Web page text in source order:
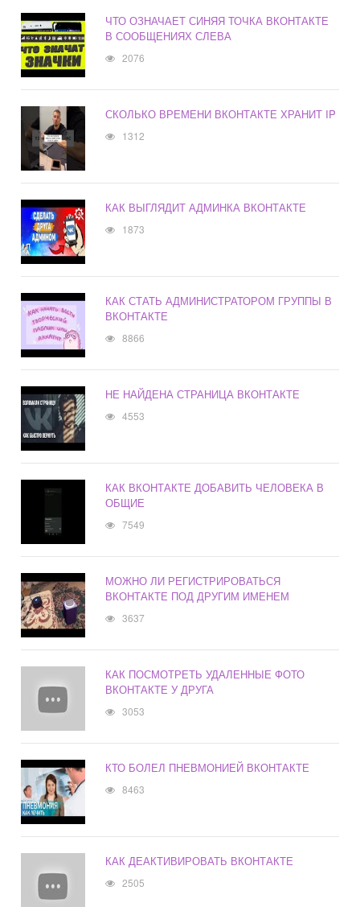
ЧТО ОЗНАЧАЕТ СИНЯЯ ТОЧКА ВКОНТАКТЕ
В СООБЩЕНИЯХ СЛЕВА
2076
СКОЛЬКО ВРЕМЕНИ ВКОНТАКТЕ ХРАНИТ IP
1312
КАК ВЫГЛЯДИТ АДМИНКА ВКОНТАКТЕ
1873
КАК СТАТЬ АДМИНИСТРАТОРОМ ГРУППЫ В
ВКОНТАКТЕ
8866
НЕ НАЙДЕНА СТРАНИЦА ВКОНТАКТЕ
4553
КАК ВКОНТАКТЕ ДОБАВИТЬ ЧЕЛОВЕКА В
ОБЩИЕ
7549
МОЖНО ЛИ РЕГИСТРИРОВАТЬСЯ
ВКОНТАКТЕ ПОД ДРУГИМ ИМЕНЕМ
3637
КАК ПОСМОТРЕТЬ УДАЛЕННЫЕ ФОТО
ВКОНТАКТЕ У ДРУГА
3053
КТО БОЛЕЛ ПНЕВМОНИЕЙ ВКОНТАКТЕ
8463
КАК ДЕАКТИВИРОВАТЬ ВКОНТАКТЕ
2505